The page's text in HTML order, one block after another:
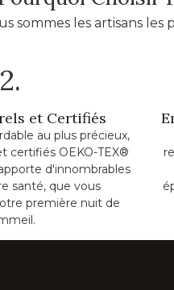
sommes les artisans les
2.
et Certifiés
au plus précieux,
certifiés OEKO-TEX®
d'innombrables
santé, que vous
première nuit de